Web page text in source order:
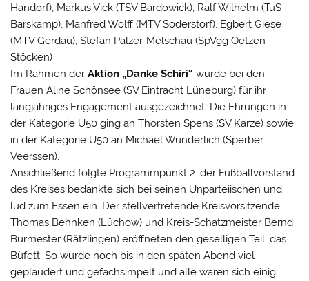
Handorf), Markus Vick (TSV Bardowick), Ralf Wilhelm (TuS
Barskamp), Manfred Wolff (MTV Soderstorf), Egbert Giese
(MTV Gerdau), Stefan Palzer-Melschau (SpVgg Oetzen-
Stöcken)
Im Rahmen derAktion „Danke Schiri“ wurde bei den
Frauen Aline Schönsee (SV Eintracht Lüneburg) für ihr
langjähriges Engagement ausgezeichnet. Die Ehrungen in
der Kategorie U50 ging an Thorsten Spens (SV Karze) sowie
in der Kategorie Ü50 an Michael Wunderlich (Sperber
Veerssen).
Anschließend folgte Programmpunkt 2: der Fußballvorstand
des Kreises bedankte sich bei seinen Unparteiischen und
lud zum Essen ein. Der stellvertretende Kreisvorsitzende
Thomas Behnken (Lüchow) und Kreis-Schatzmeister Bernd
Burmester (Rätzlingen) eröffneten den geselligen Teil: das
Büfett. So wurde noch bis in den späten Abend viel
geplaudert und gefachsimpelt und alle waren sich einig: